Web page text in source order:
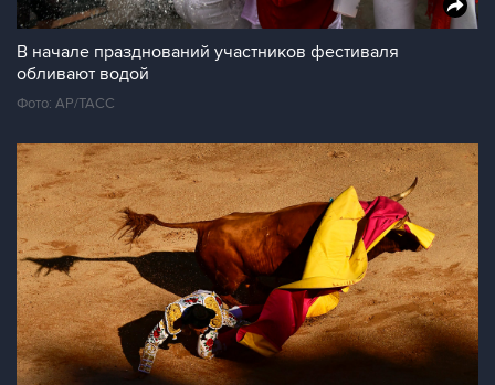
В начале празднований участников фестиваля
обливают водой
Фото: АР/ТАСС